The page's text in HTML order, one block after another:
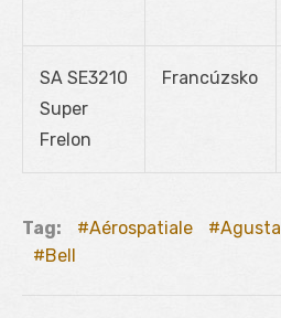
SA SE3210
Super
Frelon
Francúzsko
Tag: Aérospatiale Agusta
Bell